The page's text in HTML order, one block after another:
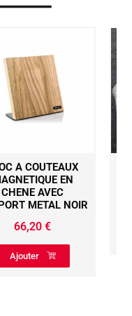
COFFRET BOHEME 4
MUGS 30CL
42,90€